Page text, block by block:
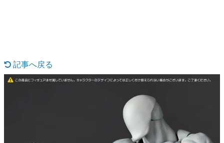
なんでゲームは面白い？
具体的な形から解き明かしていく、硬派で骨太な評論連載
ゲームが変えた日本語
「経験値」「裏技」「ラスボス」… ゲームにまつわる言葉
の起源や用法の変遷を、コンピューター文化史研究家・タ
記事へ戻る